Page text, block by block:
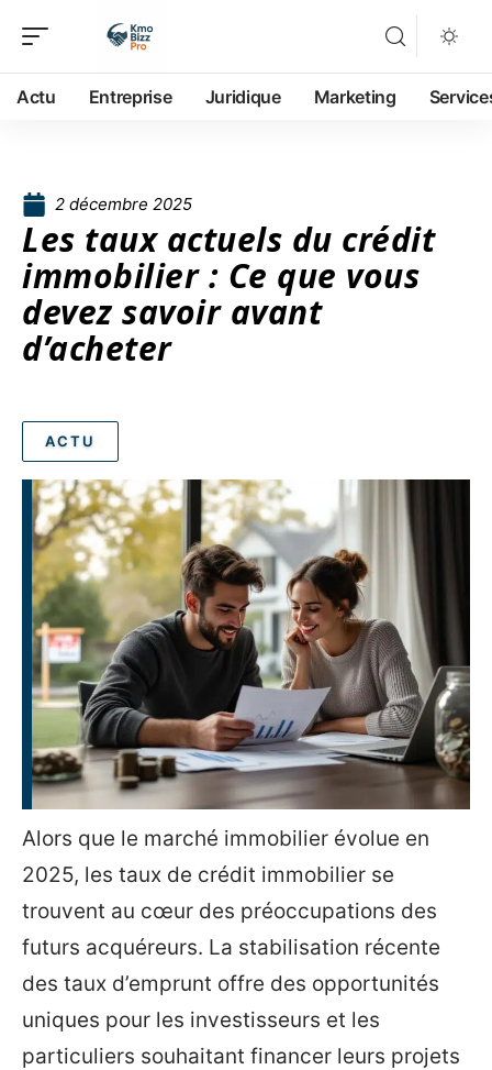
Actu Entreprise Juridique Marketing
2 décembre 2025
Les taux actuels du crédit
immobilier : Ce que vous
devez savoir avant
d’acheter
ACTU
Alors que le marché immobilier évolue en
2025, les taux de crédit immobilier se
trouvent au cœur des préoccupations des
futurs acquéreurs. La stabilisation récente
des taux d’emprunt offre des opportunités
uniques pour les investisseurs et les
particuliers souhaitant financer leurs projets